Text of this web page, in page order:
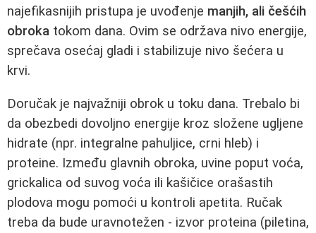
najefikasnijih pristupa je uvođenje manjih, ali češćih
obroka tokom dana. Ovim se održava nivo energije,
sprečava osećaj gladi i stabilizuje nivo šećera u
krvi.
Doručak je najvažniji obrok u toku dana. Trebalo bi
da obezbedi dovoljno energije kroz složene ugljene
hidrate (npr. integralne pahuljice, crni hleb) i
proteine. Između glavnih obroka, uvine poput voća,
grickalica od suvog voća ili kašičice orašastih
plodova mogu pomoći u kontroli apetita. Ručak
treba da bude uravnotežen - izvor proteina (piletina,